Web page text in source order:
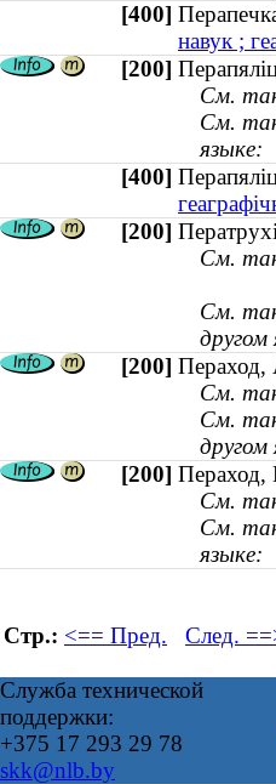
[400]
навук ;
[200]
См.
См.
языке:
[400]
[200]
См.
См.
другом
[200] Пераход,
См.
См.
другом
[200] Пераход,
См.
См.
языке:
Стр.: <== Пред. След.
Служба технической
поддержки:
+375 17 293 29 78
skk@nlb.by